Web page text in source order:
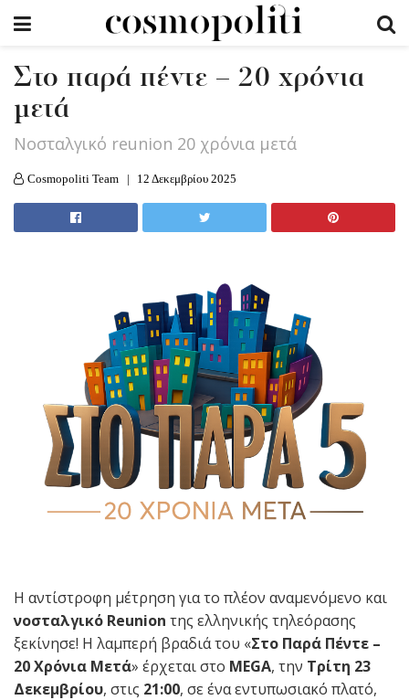
Στο παρά πέντε – 20 χρόνια
μετά
Νοσταλγικό reunion 20 χρόνια μετά
Cosmopoliti Team 12 Δεκεμβρίου 2025
Η αντίστροφη μέτρηση για το πλέον αναμενόμενο και
νοσταλγικό Reunion της ελληνικής τηλεόρασης
ξεκίνησε! Η λαμπερή βραδιά του «Στο Παρά Πέντε –
20 Χρόνια Μετά» έρχεται στο MEGA, την Τρίτη 23
Δεκεμβρίου, στις 21:00, σε ένα εντυπωσιακό πλατό,